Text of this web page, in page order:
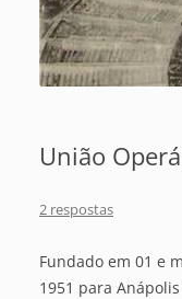
União
2 respostas
Fundado em 01 e
1951 para